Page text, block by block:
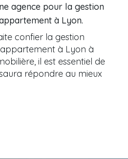
agence pour la gestion
à Lyon.
confier la gestion
à Lyon à
il est essentiel de
répondre au mieux